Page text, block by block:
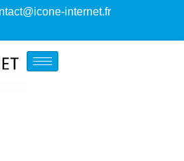
internet.fr